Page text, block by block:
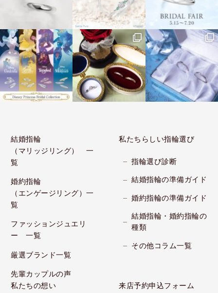
結婚指輪
（マリッジリング） 一
覧
婚約指輪
（エンゲージリング）一
覧
ファッションジュエリ
ー 一覧
厳選ブランド一覧
先輩カップルの声
私たちらしい指輪選び
指輪選び診断
結婚指輪の準備ガイド
婚約指輪の準備ガイド
結婚指輪・婚約指輪の
種類
その他コラム一覧
私たちの想い 来店予約申込フォーム